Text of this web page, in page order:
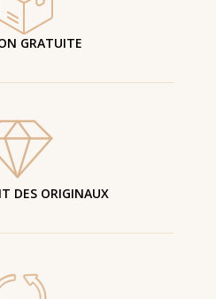
GRATUITE
DES ORIGINAUX